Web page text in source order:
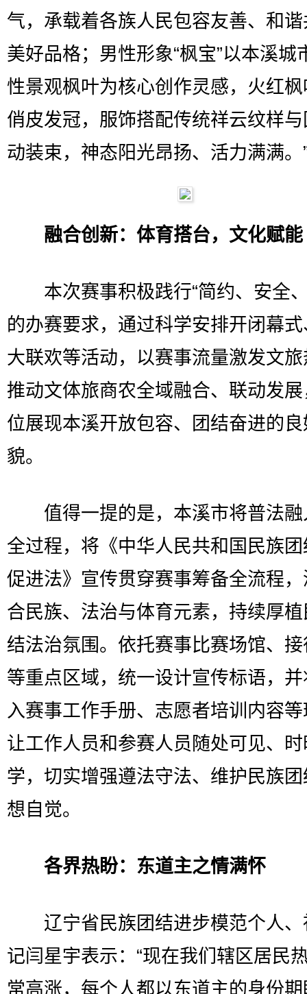
气，承载着各族人民包容友善、和
美好品格；男性形象“枫宝”以本溪城
性景观枫叶为核心创作灵感，火红
俏皮发冠，服饰搭配传统祥云纹样
动装束，神态阳光昂扬、活力满满。
融合创新：体育搭台，文化赋能
本次赛事积极践行“简约、安全、
的办赛要求，通过科学安排开闭幕
大联欢等活动，以赛事流量激发文
推动文体旅商农全域融合、联动发
位展现本溪开放包容、团结奋进的
貌。
值得一提的是，本溪市将普法融
全过程，将《中华人民共和国民族
促进法》宣传贯穿赛事筹备全流程
合民族、法治与体育元素，持续厚
结法治氛围。依托赛事比赛场馆、
等重点区域，统一设计宣传标语，
入赛事工作手册、志愿者培训内容
让工作人员和参赛人员随处可见、
学，切实增强遵法守法、维护民族
想自觉。
各界热盼：东道主之情满怀
辽宁省民族团结进步模范个人、
记闫星宇表示：“现在我们辖区居民
常高涨，每个人都以东道主的身份